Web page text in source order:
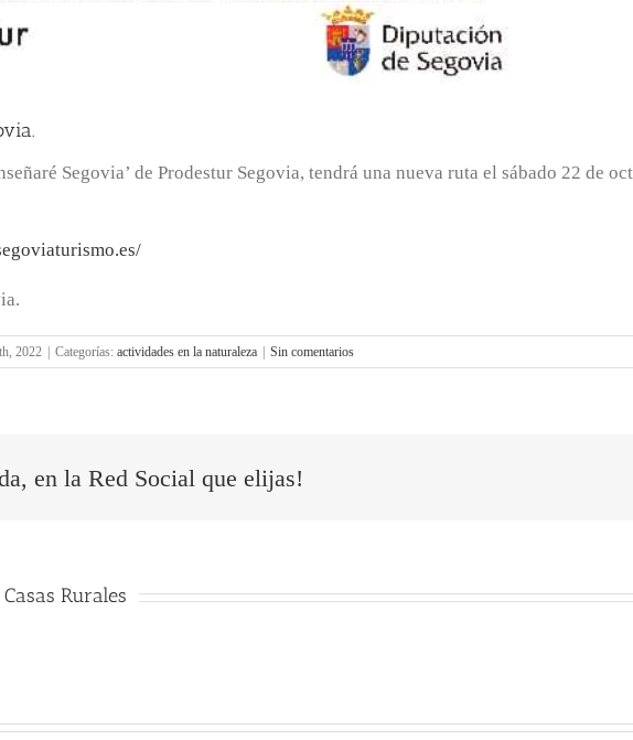
Segovia’ de Prodestur Segovia, tendrá una nueva ruta el sábado 22 de
2022 Categorías: actividades en la naturaleza Sin comentarios
en la Red Social que elijas!
Casas Rurales